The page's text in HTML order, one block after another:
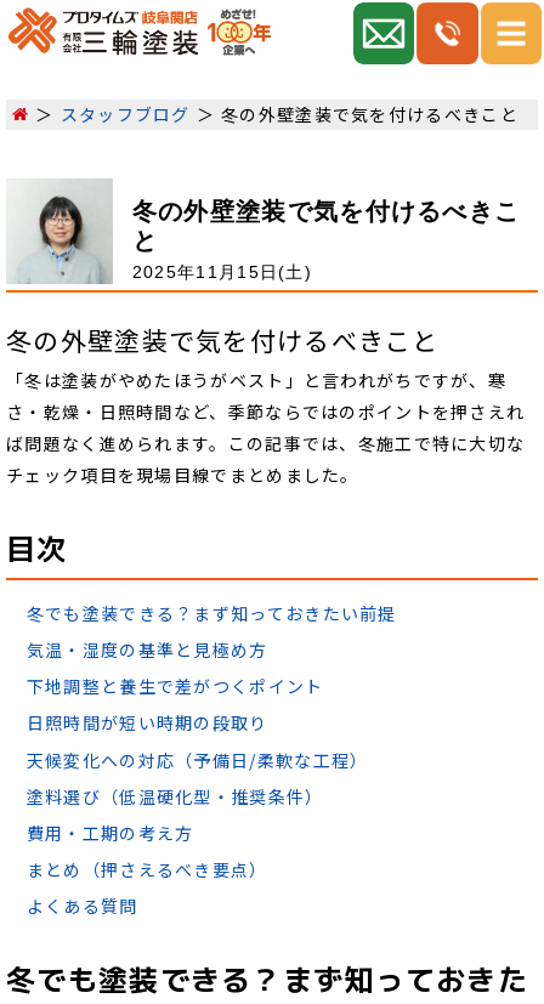
スタッフブログ 冬の外壁塗装で気を付けるべきこと
冬の外壁塗装で気を付けるべきこ
と
2025年11月15日(土)
冬の外壁塗装で気を付けるべきこと
「冬は塗装がやめたほうがベスト」と言われがちですが、寒
さ・乾燥・日照時間など、季節ならではのポイントを押さえれ
ば問題なく進められます。この記事では、冬施工で特に大切な
チェック項目を現場目線でまとめました。
目次
冬でも塗装できる？まず知っておきたい前提
気温・湿度の基準と見極め方
下地調整と養生で差がつくポイント
日照時間が短い時期の段取り
天候変化への対応（予備日/柔軟な工程）
塗料選び（低温硬化型・推奨条件）
費用・工期の考え方
まとめ（押さえるべき要点）
よくある質問
冬でも塗装できる？まず知っておきた